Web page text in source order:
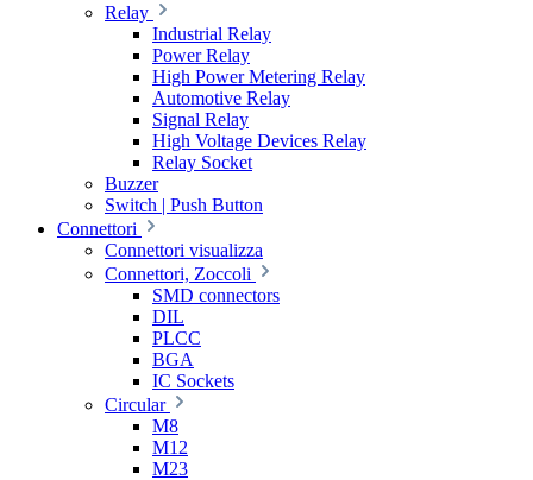
Relay
Industrial Relay
Power Relay
High Power Metering Relay
Automotive Relay
Signal Relay
High Voltage Devices Relay
Relay Socket
Buzzer
Switch | Push Button
Connettori
Connettori visualizza
Connettori, Zoccoli
SMD connectors
DIL
PLCC
BGA
IC Sockets
Circular
M8
M12
M23